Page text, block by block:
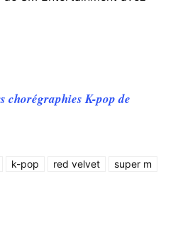
chorégraphies K-pop de
k-pop red velvet
super m